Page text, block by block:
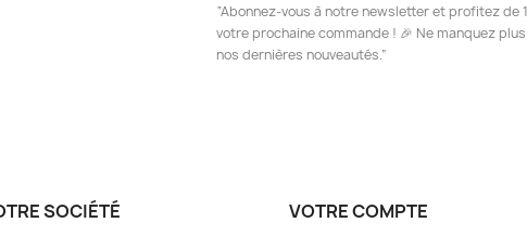
“Abonnez-vous à notre newsletter et profitez de
votre prochaine commande ! 🎉 Ne manquez
nos dernières nouveautés.”
SOCIÉTÉ VOTRE COMPTE